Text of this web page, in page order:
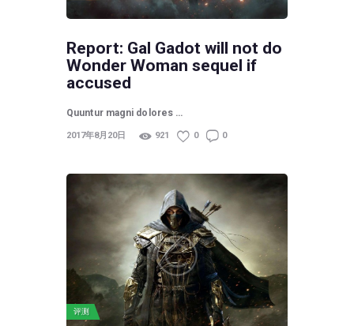
Report: Gal Gadot will not do
Wonder Woman sequel if
accused
Quuntur magni dolores …
2017年8月20日 921 0 0
评测